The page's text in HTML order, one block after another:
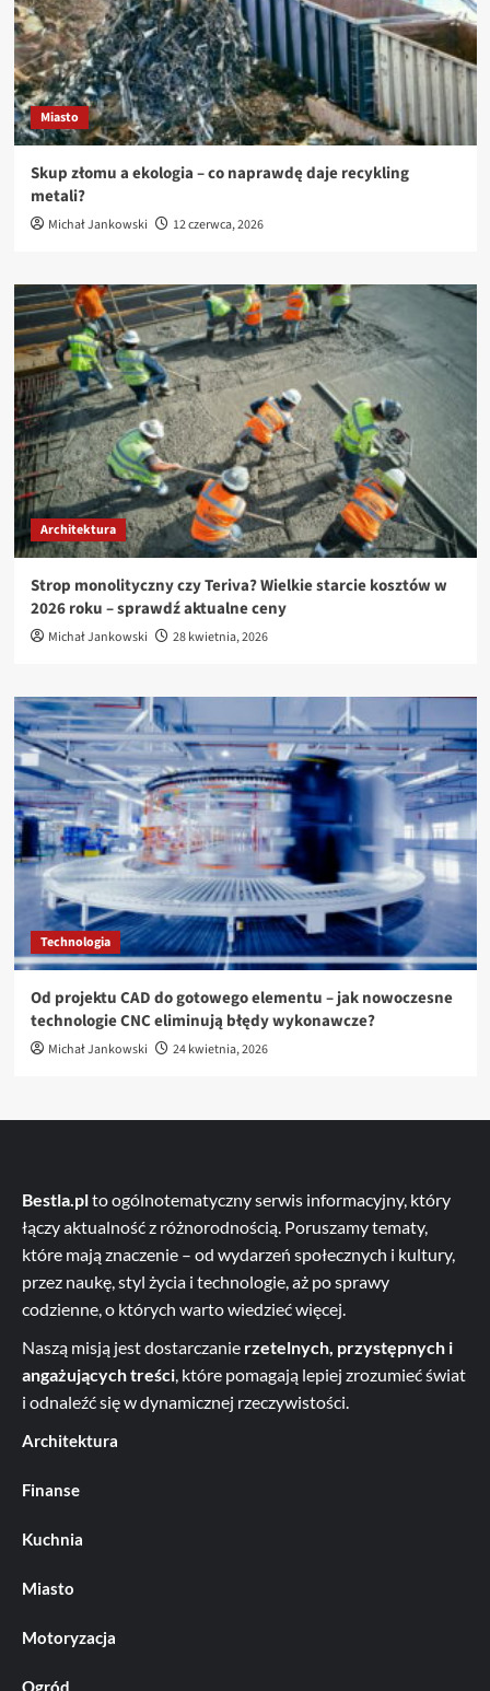
Miasto
Skup złomu a ekologia – co naprawdę daje recykling
metali?
Michał Jankowski 12 czerwca, 2026
Architektura
Strop monolityczny czy Teriva? Wielkie starcie kosztów w
2026 roku – sprawdź aktualne ceny
Michał Jankowski 28 kwietnia, 2026
Technologia
Od projektu CAD do gotowego elementu – jak nowoczesne
technologie CNC eliminują błędy wykonawcze?
Michał Jankowski 24 kwietnia, 2026
Bestla.plto ogólnotematyczny serwis informacyjny, który
łączy aktualność z różnorodnością. Poruszamy tematy,
które mają znaczenie – od wydarzeń społecznych i kultury,
przez naukę, styl życia i technologie, aż po sprawy
codzienne, o których warto wiedzieć więcej.
Naszą misją jest dostarczanie rzetelnych, przystępnych i
angażujących treści, które pomagają lepiej zrozumieć świat
i odnaleźć się w dynamicznej rzeczywistości.
Architektura
Finanse
Kuchnia
Miasto
Motoryzacja
Ogród